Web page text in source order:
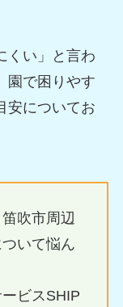
くい」と言わ
園で困りやす
安についてお
吹市周辺
いて悩ん
ビスSHIP